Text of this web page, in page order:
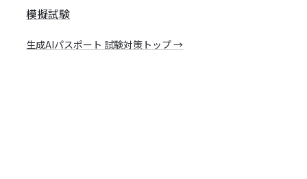
模擬試験
生成AIパスポート 試験対策トップ →